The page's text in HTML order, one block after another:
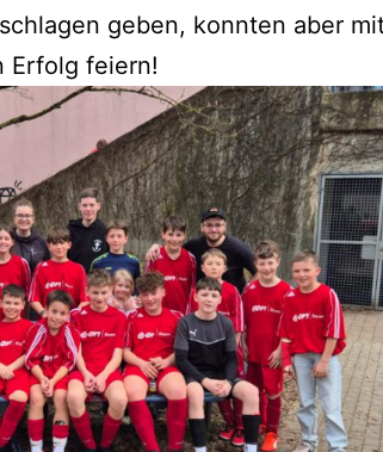
geben, konnten aber
Erfolg feiern!